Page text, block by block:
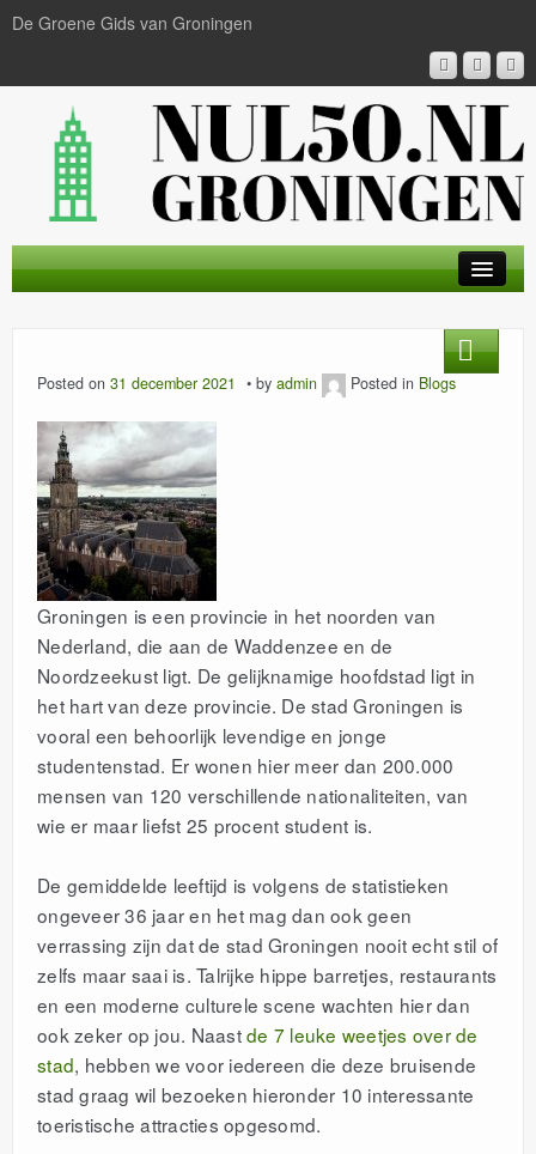
De Groene Gids van Groningen
PARTNERS
CONTACT
Posted on 31 december 2021 by admin Posted in Blogs
Groningen is een provincie in het noorden van
Nederland, die aan de Waddenzee en de
Noordzeekust ligt. De gelijknamige hoofdstad ligt in
het hart van deze provincie. De stad Groningen is
vooral een behoorlijk levendige en jonge
studentenstad. Er wonen hier meer dan 200.000
mensen van 120 verschillende nationaliteiten, van
wie er maar liefst 25 procent student is.
De gemiddelde leeftijd is volgens de statistieken
ongeveer 36 jaar en het mag dan ook geen
verrassing zijn dat de stad Groningen nooit echt stil of
zelfs maar saai is. Talrijke hippe barretjes, restaurants
en een moderne culturele scene wachten hier dan
ook zeker op jou. Naastde 7 leuke weetjes over de
stad, hebben we voor iedereen die deze bruisende
stad graag wil bezoeken hieronder 10 interessante
toeristische attracties opgesomd.